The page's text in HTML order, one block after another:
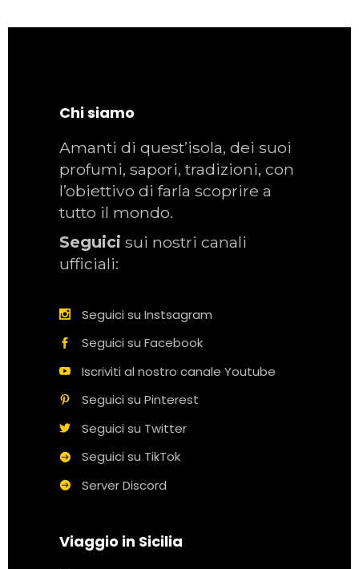
Chi siamo
Amanti di quest’isola, dei suoi
profumi, sapori, tradizioni, con
l’obiettivo di farla scoprire a
tutto il mondo.
Seguici sui nostri canali
ufficiali:
Seguici su Instsagram
Seguici su Facebook
Iscriviti al nostro canale Youtube
Seguici su Pinterest
Seguici su Twitter
Seguici su TikTok
Server Discord
Viaggio in Sicilia